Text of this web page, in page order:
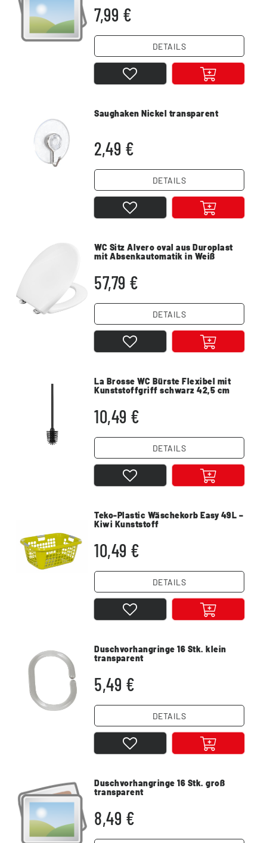
7,99 €
DETAILS
Saughaken Nickel transparent
2,49 €
DETAILS
WC Sitz Alvero oval aus Duroplast
mit Absenkautomatik in Weiß
57,79 €
DETAILS
La Brosse WC Bürste Flexibel mit
Kunststoffgriff schwarz 42,5 cm
10,49 €
DETAILS
Teko-Plastic Wäschekorb Easy 49L –
Kiwi Kunststoff
10,49 €
DETAILS
Duschvorhangringe 16 Stk. klein
transparent
5,49 €
DETAILS
Duschvorhangringe 16 Stk. groß
transparent
8,49 €